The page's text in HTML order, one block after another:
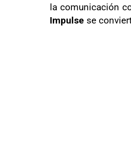
la comunicación
Impulse se